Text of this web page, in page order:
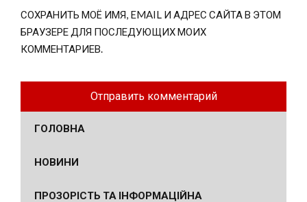
СОХРАНИТЬ МОЁ ИМЯ, EMAIL И АДРЕС САЙТА В ЭТОМ
БРАУЗЕРЕ ДЛЯ ПОСЛЕДУЮЩИХ МОИХ
КОММЕНТАРИЕВ.
ГОЛОВНА
НОВИНИ
ПРОЗОРІСТЬ ТА ІНФОРМАЦІЙНА